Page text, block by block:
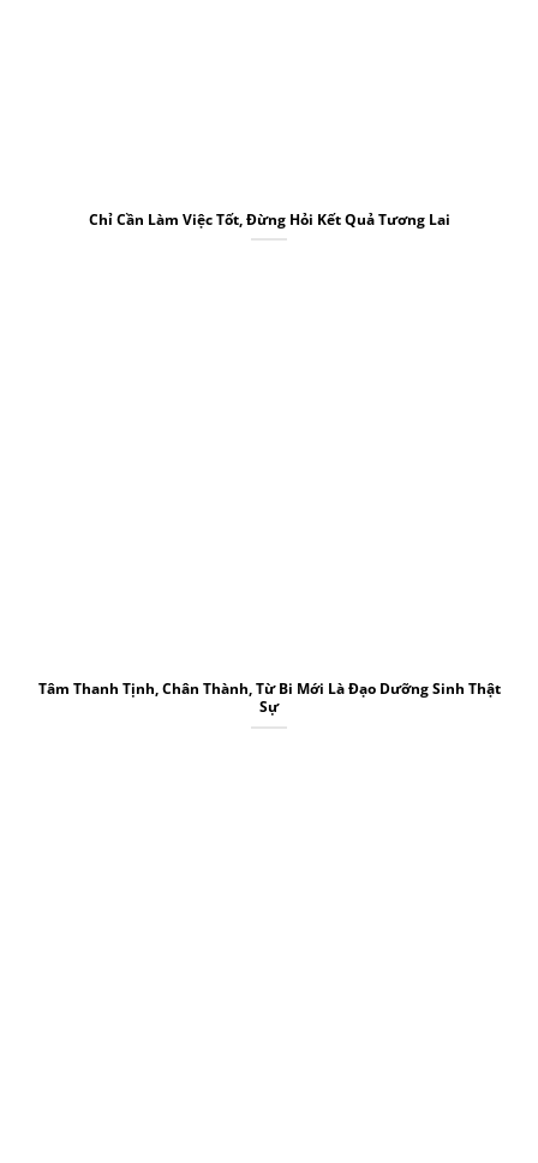
Chỉ Cần Làm Việc Tốt, Đừng Hỏi Kết Quả Tương Lai
Tâm Thanh Tịnh, Chân Thành, Từ Bi Mới Là Đạo Dưỡng Sinh Thật
Sự